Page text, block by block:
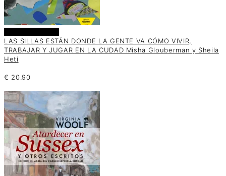
LAS SILLAS ESTÁN DONDE LA GENTE VA CÓMO VIVIR,
TRABAJAR Y JUGAR EN LA CUDAD Misha Glouberman y Sheila
Heti
€ 20.90